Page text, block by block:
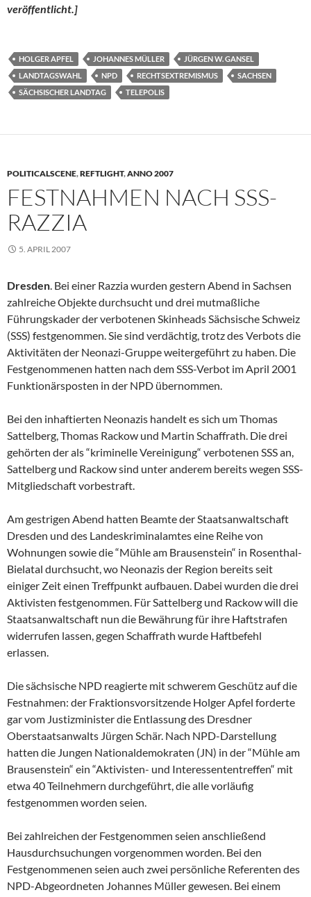
veröffentlicht.]
HOLGER APFEL JOHANNES MÜLLER
JÜRGEN W. GANSEL
LANDTAGSWAHL
NPD RECHTSEXTREMISMUS
SACHSEN
SÄCHSISCHER LANDTAG
TELEPOLIS
POLITICALSCENE,REFTLIGHT,ANNO 2007
FESTNAHMEN NACH SSS-
RAZZIA
5. APRIL 2007
Dresden. Bei einer Razzia wurden gestern Abend in Sachsen
zahlreiche Objekte durchsucht und drei mutmaßliche
Führungskader der verbotenen Skinheads Sächsische Schweiz
(SSS) festgenommen. Sie sind verdächtig, trotz des Verbots die
Aktivitäten der Neonazi-Gruppe weitergeführt zu haben. Die
Festgenommenen hatten nach dem SSS-Verbot im April 2001
Funktionärsposten in der NPD übernommen.
Bei den inhaftierten Neonazis handelt es sich um Thomas
Sattelberg, Thomas Rackow und Martin Schaffrath. Die drei
gehörten der als “kriminelle Vereinigung“ verbotenen SSS an,
Sattelberg und Rackow sind unter anderem bereits wegen SSS-
Mitgliedschaft vorbestraft.
Am gestrigen Abend hatten Beamte der Staatsanwaltschaft
Dresden und des Landeskriminalamtes eine Reihe von
Wohnungen sowie die “Mühle am Brausenstein“ in Rosenthal-
Bielatal durchsucht, wo Neonazis der Region bereits seit
einiger Zeit einen Treffpunkt aufbauen. Dabei wurden die drei
Aktivisten festgenommen. Für Sattelberg und Rackow will die
Staatsanwaltschaft nun die Bewährung für ihre Haftstrafen
widerrufen lassen, gegen Schaffrath wurde Haftbefehl
erlassen.
Die sächsische NPD reagierte mit schwerem Geschütz auf die
Festnahmen: der Fraktionsvorsitzende Holger Apfel forderte
gar vom Justizminister die Entlassung des Dresdner
Oberstaatsanwalts Jürgen Schär. Nach NPD-Darstellung
hatten die Jungen Nationaldemokraten (JN) in der “Mühle am
Brausenstein“ ein “Aktivisten- und Interessententreffen“ mit
etwa 40 Teilnehmern durchgeführt, die alle vorläufig
festgenommen worden seien.
Bei zahlreichen der Festgenommen seien anschließend
Hausdurchsuchungen vorgenommen worden. Bei den
Festgenommenen seien auch zwei persönliche Referenten des
NPD-Abgeordneten Johannes Müller gewesen. Bei einem